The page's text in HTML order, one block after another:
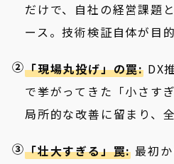
だけで、自社の経営課題
ース。技術検証自体が目
「現場丸投げ」の罠: DX
で挙がってきた「小さす
局所的な改善に留まり、
「壮大すぎる」罠: 最初